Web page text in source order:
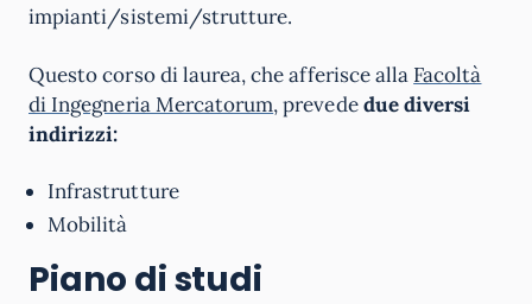
impianti/sistemi/strutture.
Questo corso di laurea, che afferisce alla Facoltà
di Ingegneria Mercatorum, prevededue diversi
indirizzi:
Infrastrutture
Mobilità
Piano di studi